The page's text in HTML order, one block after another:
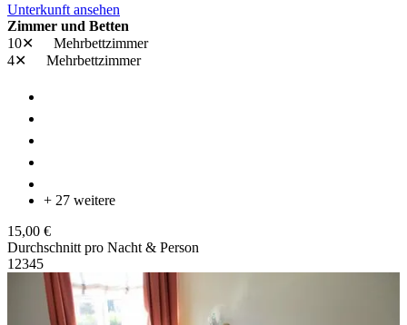
Unterkunft ansehen
Zimmer und Betten
10✕
Mehrbettzimmer
4✕
Mehrbettzimmer
+ 27 weitere
15,00 €
Durchschnitt pro Nacht & Person
1 2345